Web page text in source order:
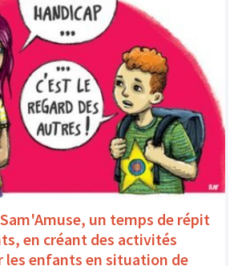
un temps de répit
en créant des activités
les enfants en situation de